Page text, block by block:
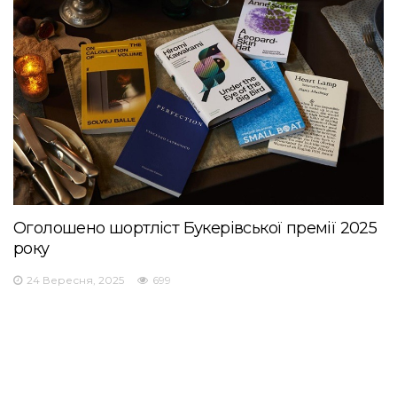
Оголошено шортліст Букерівської премії 2025
року
24 Вересня, 2025 699